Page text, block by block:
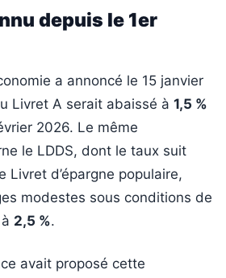
depuis le 1er
a annoncé le 15 janvier
Livret A serait abaissé à 1,5 %
2026. Le même
le LDDS, dont le taux suit
Livret d’épargne populaire,
modestes sous conditions de
2,5 %.
avait proposé cette